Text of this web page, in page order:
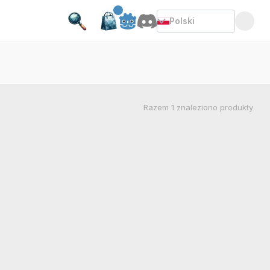
Polski
Razem 1 znaleziono produkty